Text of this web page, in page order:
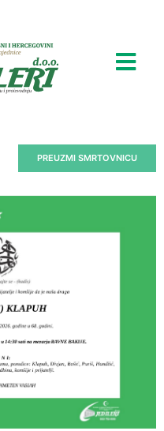
PREUZMI SMRTOVNICU